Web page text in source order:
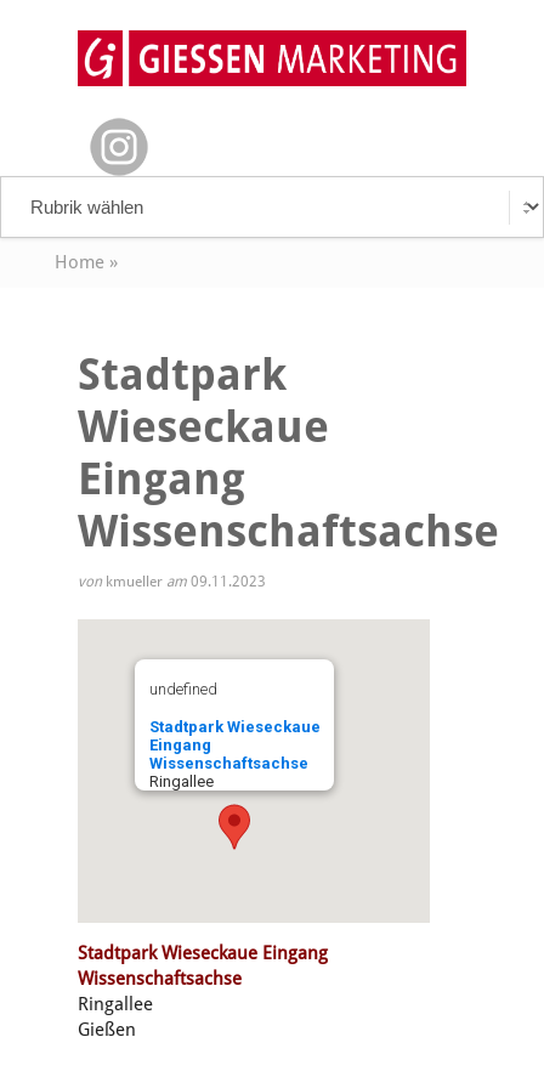
Home»
Stadtpark
Wieseckaue
Eingang
Wissenschaftsachse
von kmueller am 09.11.2023
undefined
Stadtpark Wieseckaue
Eingang
Wissenschaftsachse
Ringallee
Stadtpark Wieseckaue Eingang
Wissenschaftsachse
Ringallee
Gießen